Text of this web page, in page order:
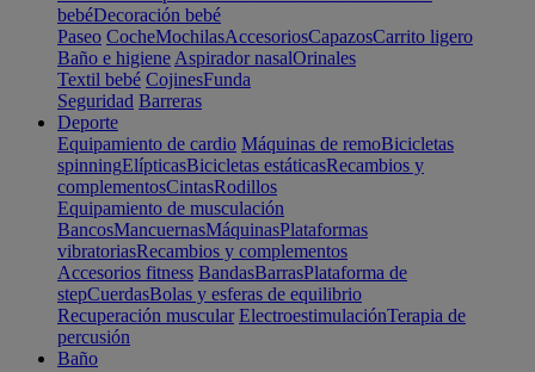
bebéDecoración bebé
Paseo CocheMochilasAccesoriosCapazosCarrito ligero
Baño e higiene Aspirador nasalOrinales
Textil bebé CojinesFunda
Seguridad Barreras
Deporte
Equipamiento de cardio Máquinas de remoBicicletas
spinningElípticasBicicletas estáticasRecambios y
complementosCintasRodillos
Equipamiento de musculación
BancosMancuernasMáquinasPlataformas
vibratoriasRecambios y complementos
Accesorios fitness BandasBarrasPlataforma de
stepCuerdasBolas y esferas de equilibrio
Recuperación muscular ElectroestimulaciónTerapia de
percusión
Baño